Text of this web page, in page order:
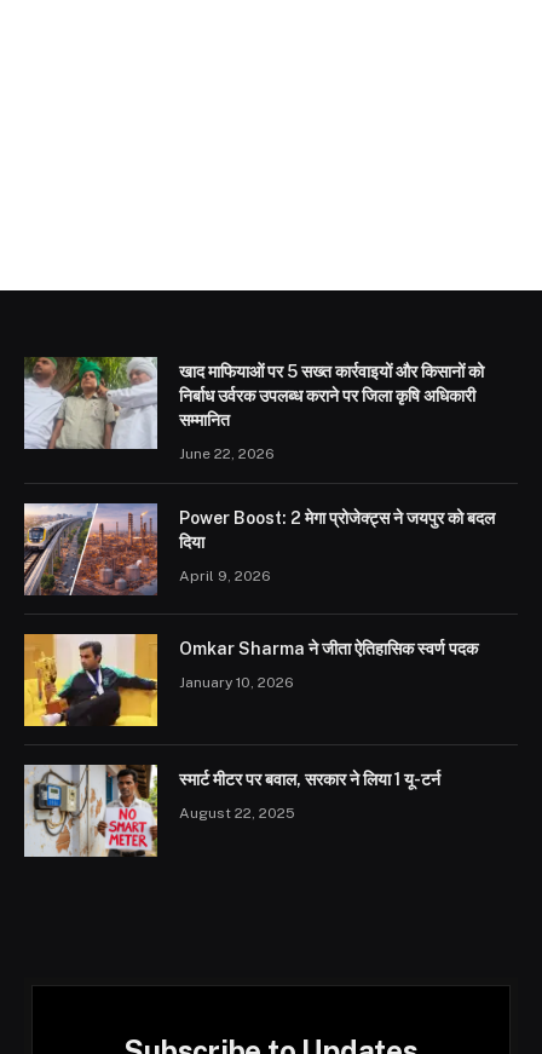
खाद माफियाओं पर 5 सख्त कार्रवाइयों और किसानों को
निर्बाध उर्वरक उपलब्ध कराने पर जिला कृषि अधिकारी
सम्मानित
June 22, 2026
Power Boost: 2 मेगा प्रोजेक्ट्स ने जयपुर को बदल
दिया
April 9, 2026
Omkar Sharma ने जीता ऐतिहासिक स्वर्ण पदक
January 10, 2026
स्मार्ट मीटर पर बवाल, सरकार ने लिया 1 यू-टर्न
August 22, 2025